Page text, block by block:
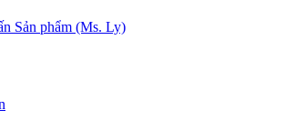
Sản phẩm (Ms. Ly)